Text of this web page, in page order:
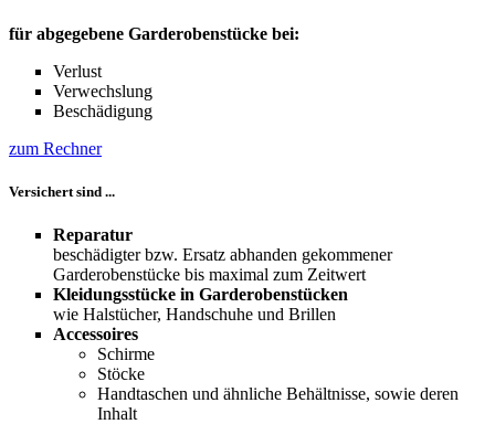
für abgegebene Garderobenstücke bei:
Verlust
Verwechslung
Beschädigung
zum Rechner
Versichert sind ...
Reparatur
beschädigter bzw. Ersatz abhanden gekommener
Garderobenstücke bis maximal zum Zeitwert
Kleidungsstücke in Garderobenstücken
wie Halstücher, Handschuhe und Brillen
Accessoires
Schirme
Stöcke
Handtaschen und ähnliche Behältnisse, sowie deren
Inhalt